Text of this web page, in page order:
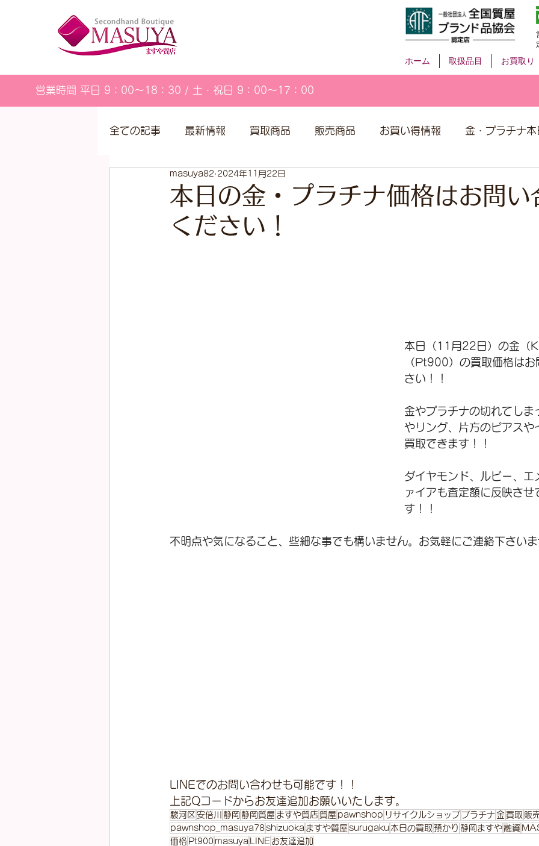
ホーム 取扱品目 お買取り
営業時間 平日 9：00～18：30 / 土・祝日 9：00～17：00
全ての記事 最新情報 買取商品 販売商品 お買い得情報 金・プラチナ
営業カレンダー
本日の金・プラチナ価格はお問い
ください！
masuya82 2024年11月22日
本日（11月22日）の金（
（Pt900）の買取価格はお
さい！！
金やプラチナの切れてしま
やリング、片方のピアスや
買取できます！！
ダイヤモンド、ルビー、エ
ァイアも査定額に反映させ
す！！
不明点や気になること、些細な事でも構いません。お気軽にご連絡下さい
LINEでのお問い合わせも可能です！！
上記Qコードからお友達追加お願いいたします。
駿河区 安倍川 静岡 静岡質屋 ますや質店 質屋 pawnshop リサイクルショップ プラチナ 金 買取 販
pawnshop_masuya78shizuoka ますや質屋 surugaku 本日の買取 預かり 静岡ますや 融資
価格 Pt900 masuya LINE お友達追加